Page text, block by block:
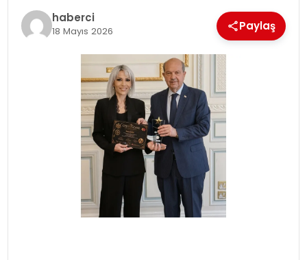
YAŞAM haberci
18 Mayıs 2026 Paylaş